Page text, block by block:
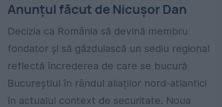
Anunțul făcut de Nicușor Dan
Decizia ca România să devină membru
fondator și să găzduiască un sediu regional
reflectă încrederea de care se bucură
Bucureștiul în rândul aliaților nord-atlantici
în actualul context de securitate. Noua